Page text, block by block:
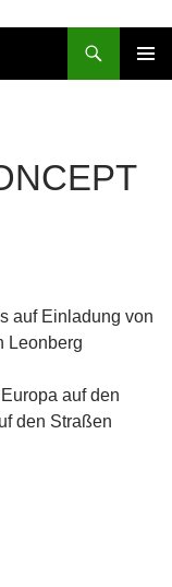
auf Einladung von
Leonberg
auf den
den Straßen